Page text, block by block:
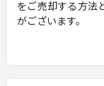
をご売却する方法
がございます。